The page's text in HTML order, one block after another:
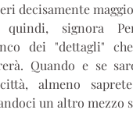
decisamente
quindi, signora
dei "dettagli"
Quando e se
almeno
un altro mezzo